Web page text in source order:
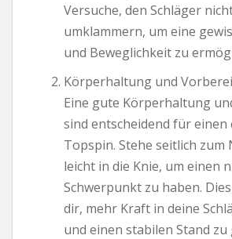
Versuche, den Schläger
umklammern, um eine
und Beweglichkeit zu
Körperhaltung und
Eine gute Körperhaltung
sind entscheidend für
Topspin. Stehe seitlich zum
leicht in die Knie, um einen
Schwerpunkt zu haben.
dir, mehr Kraft in deine
und einen stabilen Stand